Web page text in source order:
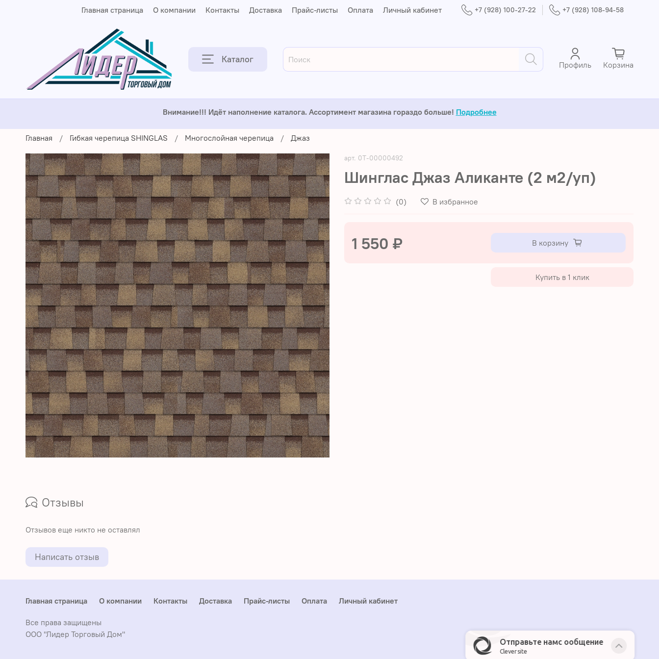
Главная страница О компании Контакты Доставка Прайс-листы Оплата Личный кабинет +7 (928) 100-27-22 +7 (928) 108-94-58
Каталог Профиль Корзина
Внимание!!! Идёт наполнение каталога. Ассортимент магазина гораздо больше! Подробнее
Главная Гибкая черепица SHINGLAS Многослойная черепица Джаз
арт. 0Т-00000492
Шинглас Джаз Аликанте (2 м2/уп)
(0) В избранное
1 550 ₽ В корзину
Купить в 1 клик
Отзывы
Отзывов еще никто не оставлял
Написать отзыв
Главная страница О компании Контакты Доставка Прайс-листы Оплата Личный кабинет
Все права защищены
ООО "Лидер Торговый Дом"
Отправьте намс ообщение
Cleversite